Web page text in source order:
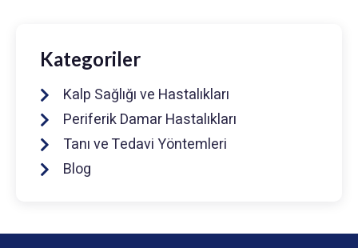
Kategoriler
Kalp Sağlığı ve Hastalıkları
Periferik Damar Hastalıkları
Tanı ve Tedavi Yöntemleri
Blog